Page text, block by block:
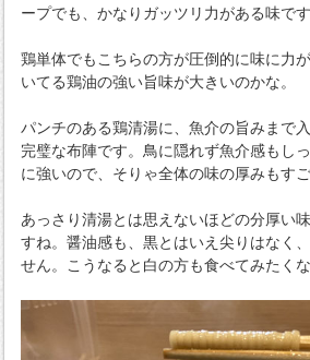
ープでも、かなりガッツリ力がある味です
鶏単体でもこちらの方が圧倒的に味に力
いてる鶏油の強い旨味が大きいのかな。
パンチのある鶏清湯に、魚介の旨みまで
完璧な布陣です。鳥に隠れず魚介感もし
に強いので、そりゃ全体の味の厚みもすご
あっさり清湯とは思えないほどの分厚い
すね。醤油感も、黒とはいえ尖りはなく
せん。こうなると白の方も食べてみたくな